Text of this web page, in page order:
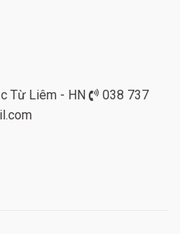
Từ Liêm - HN
038 737